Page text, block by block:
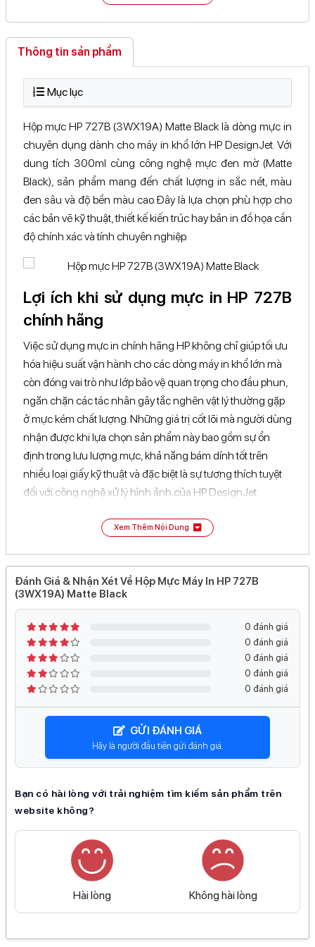
349 Nguyễn Duy Trinh, Phường ...Chí Minh
18 Đường 39, KĐT. Vạn ...Chí Minh
90A, Đường 30 Tháng 4, ...Cần Thơ Xem bản đồ
134 Lê Hồng Phong, Phường ...Lâm Đồng Xem bản đồ
114B Ba Tháng Hai, Phường ...Lâm Đồng Xem bản đồ
Màu mực Black
tích mực
Thông tin sản phẩm
Mục lục
Hộp mực HP 727B (3WX19A) Matte Black là dòng mực in
chuyên dụng dành cho máy in khổ lớn HP DesignJet. Với
dung tích 300ml cùng công nghệ mực đen mờ (Matte
Black), sản phẩm mang đến chất lượng in sắc nét, màu
đen sâu và độ bền màu cao. Đây là lựa chọn phù hợp cho
các bản vẽ kỹ thuật, thiết kế kiến trúc hay bản in đồ họa cần
độ chính xác và tính chuyên nghiệp.
Lợi ích khi sử dụng mực in HP 727B
chính hãng
Việc sử dụng mực in chính hãng HP không chỉ giúp tối ưu
hóa hiệu suất vận hành cho các dòng máy in khổ lớn mà
còn đóng vai trò như lớp bảo vệ quan trọng cho đầu phun,
ngăn chặn các tác nhân gây tắc nghẽn vật lý thường gặp
ở mực kém chất lượng. Những giá trị cốt lõi mà người dùng
nhận được khi lựa chọn sản phẩm này bao gồm sự ổn
định trong lưu lượng mực, khả năng bám dính tốt trên
nhiều loại giấy kỹ thuật và đặc biệt là sự tương thích tuyệt
đối với công nghệ xử lý hình ảnh của HP DesignJet.
Độ tương phản cao: Đảm bảo các đường kẻ mảnh
(fine lines) luôn sắc nét, chính xác, giúp bản vẽ kỹ
thuật có độ hiển thị rõ ràng ngay cả ở những chi tiết
nhỏ nhất.
Chống phai màu: Công nghệ mực bền bỉ giúp lưu giữ
thay đổi tông màu trong môi trường văn phòng.
Tiết kiệm chi phí vận hành
: Với dung tích 300ml,
người dùng có thể thực hiện in ấn liên tục khối lượng
lớn mà không lo bị gián đoạn công việc vì phải thay
mực thường xuyên.
Tương thích hoàn hảo: Sản phẩm được tinh chỉnh để
tương tác tối ưu với hệ thống đầu phun, giảm thiểu
tình trạng lem mực hay khô mực không mong muốn.
Ứng dụng thực tế của mực Matte
Black trong in ấn kỹ thuật
Màu Matte Black trong dòng mực HP 727B là thành quả
của quá trình nghiên cứu chuyên sâu về độ thẩm thấu và
phản xạ ánh sáng trên các bề mặt giấy chuyên dụng khác
Xem Thêm Nội Dung
Đánh Giá & Nhận Xét Về Hộp Mực Máy In HP 727B
(3WX19A) Matte Black
GỬI ĐÁNH GIÁ
Hãy là người đầu tiên gửi đánh giá.
0 đánh giá
0 đánh giá
0 đánh giá
0 đánh giá
0 đánh giá
Bạn có hài lòng với trải nghiệm tìm kiếm sản phẩm trên
website không?
Hài lòng Không hài lòng